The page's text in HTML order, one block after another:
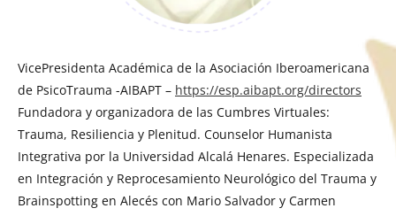
VicePresidenta Académica de la Asociación Iberoamericana
de PsicoTrauma -AIBAPT – https://esp.aibapt.org/directors
Fundadora y organizadora de las Cumbres Virtuales:
Trauma, Resiliencia y Plenitud. Counselor Humanista
Integrativa por la Universidad Alcalá Henares. Especializada
en Integración y Reprocesamiento Neurológico del Trauma y
Brainspotting en Alecés con Mario Salvador y Carmen